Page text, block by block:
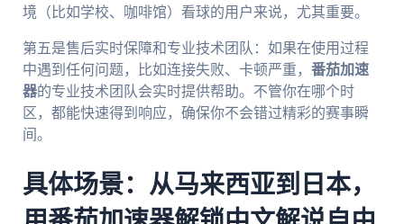
境（比如学校、咖啡馆）看球的用户来说，尤其重要。
第五是售后实时保障和专业技术团队：如果在使用过程
中遇到任何问题，比如连接失败、卡顿严重， 番茄加速
器的专业技术团队会实时提供帮助。不管你在哪个时
区，都能快速得到响应，确保你不会错过精彩的赛事瞬
间。
具体场景：从马来西亚到日本，